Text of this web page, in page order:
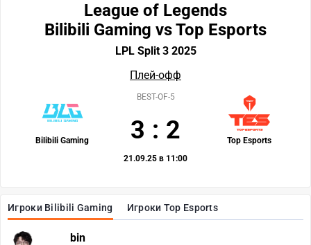
Игроки Bilibili Gaming Игроки Top Esports
bin
League of Legends
Bilibili Gaming vs Top Esports
LPL Split 3 2025
Плей-офф
Bilibili Gaming Top Esports
BEST-OF-5
3 : 2
21.09.25 в 11:00